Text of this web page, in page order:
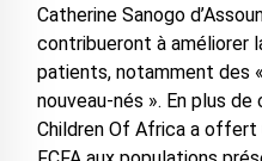
Catherine Sanogo
contribueront à améliorer
patients, notamment des
nouveau-nés ». En plus
Children Of Africa a offert